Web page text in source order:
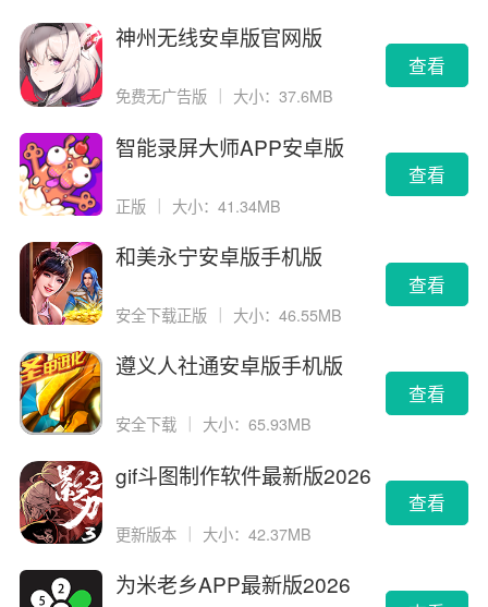
神州无线安卓版官网版
免费无广告版 大小：37.6MB
查看
智能录屏大师APP安卓版
正版 ｜ 大小：41.34MB
查看
和美永宁安卓版手机版
安全下载正版 大小：46.55MB
查看
遵义人社通安卓版手机版
安全下载 大小：65.93MB
查看
gif斗图制作软件最新版2026
更新版本 ｜ 大小：42.37MB
查看
为米老乡APP最新版2026